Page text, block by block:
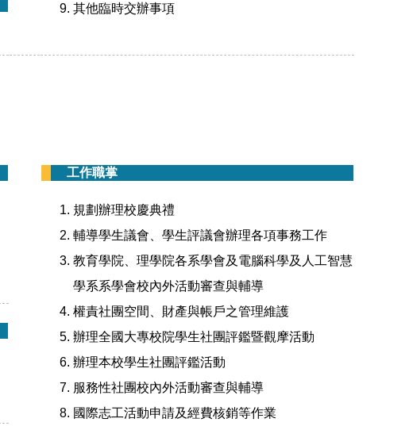
其他臨時交辦事項
工作職掌
規劃辦理校慶典禮
輔導學生議會、學生評議會辦理各項事務工作
教育學院、理學院各系學會及電腦科學及人工智慧
學系系學會校內外活動審查與輔導
權責社團空間、財產與帳戶之管理維護
辦理全國大專校院學生社團評鑑暨觀摩活動
辦理本校學生社團評鑑活動
服務性社團校內外活動審查與輔導
國際志工活動申請及經費核銷等作業